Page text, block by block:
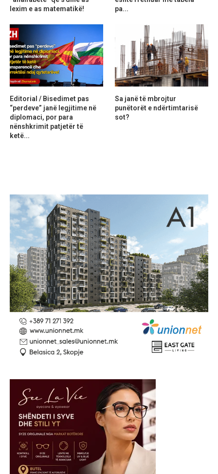
lexim e as matematikë!
pa...
Editorial / Bisedimet pas
“perdeve” janë legjitime në
diplomaci, por para
nënshkrimit patjetër të
ketë...
Sa janë të mbrojtur
punëtorët e ndërtimtarisë
sot?